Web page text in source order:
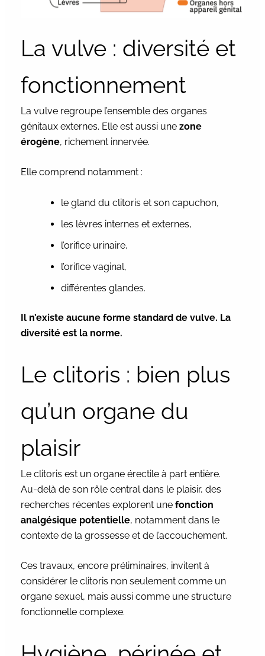
La vulve : diversité et
fonctionnement
La vulve regroupe l’ensemble des organes
génitaux externes. Elle est aussi une zone
érogène, richement innervée.
Elle comprend notamment :
le gland du clitoris et son capuchon,
les lèvres internes et externes,
l’orifice urinaire,
l’orifice vaginal,
différentes glandes.
Il n’existe aucune forme standard de vulve. La
diversité est la norme.
Le clitoris : bien plus
qu’un organe du
plaisir
Le clitoris est un organe érectile à part entière.
Au-delà de son rôle central dans le plaisir, des
recherches récentes explorent une fonction
analgésique potentielle, notamment dans le
contexte de la grossesse et de l’accouchement.
Ces travaux, encore préliminaires, invitent à
considérer le clitoris non seulement comme un
organe sexuel, mais aussi comme une structure
fonctionnelle complexe.